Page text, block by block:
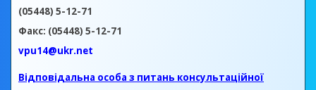
(05448) 5-12-71
Факс: (05448) 5-12-71
vpu14@ukr.net
Відповідальна особа з питань консультаційної